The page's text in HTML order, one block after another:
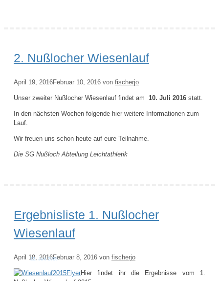
2. Nußlocher Wiesenlauf
April 19, 2016Februar 10, 2016 von fischerjo
Unser zweiter Nußlocher Wiesenlauf findet am 10. Juli 2016 statt.
In den nächsten Wochen folgende hier weitere Informationen zum
Lauf.
Wir freuen uns schon heute auf eure Teilnahme.
Die SG Nußloch Abteilung Leichtathletik
Ergebnisliste 1. Nußlocher
Wiesenlauf
April 19, 2016Februar 8, 2016 von fischerjo
Hier findet ihr die Ergebnisse vom 1.